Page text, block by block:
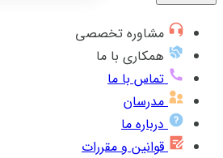
مشاوره تخصصی
همکاری با ما
تماس با ما
مدرسان
درباره ما
قوانین و مقررات